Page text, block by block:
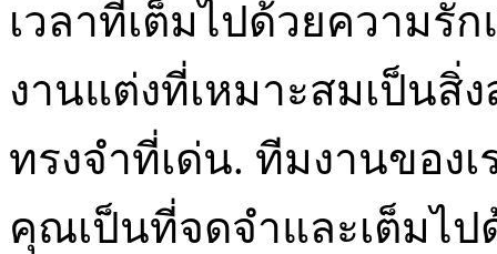
เวลาที่เต็มไปด้วยความรั
งานแต่งที่เหมาะสมเป็น
ทรงจำที่เด่น. ทีมงานของ
คุณเป็นที่จดจำและเต็มไป